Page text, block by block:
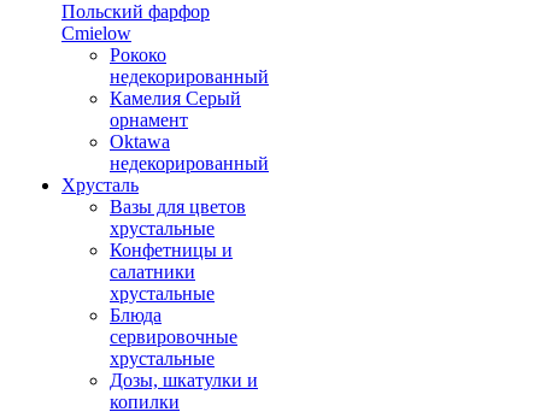
Польский фарфор
Сmielow
Рококо
недекорированный
Камелия Серый
орнамент
Oktawa
недекорированный
Хрусталь
Вазы для цветов
хрустальные
Конфетницы и
салатники
хрустальные
Блюда
сервировочные
хрустальные
Дозы, шкатулки и
копилки